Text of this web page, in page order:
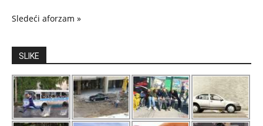
Sledeći aforzam »
SLIKE